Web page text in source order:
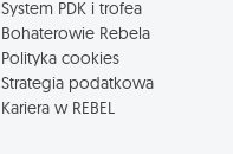
System PDK i trofea
Bohaterowie Rebela
Polityka cookies
Strategia podatkowa
Kariera w REBEL